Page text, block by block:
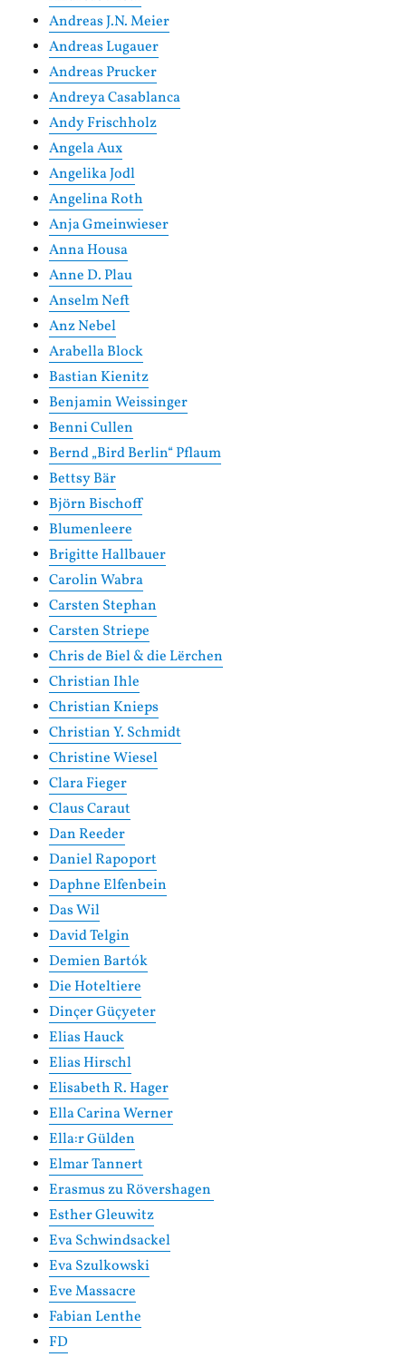
Andreas J.N. Meier
Andreas Lugauer
Andreas Prucker
Andreya Casablanca
Andy Frischholz
Angela Aux
Angelika Jodl
Angelina Roth
Anja Gmeinwieser
Anna Housa
Anne D. Plau
Anselm Neft
Anz Nebel
Arabella Block
Bastian Kienitz
Benjamin Weissinger
Benni Cullen
Bernd „Bird Berlin“ Pflaum
Bettsy Bär
Björn Bischoff
Blumenleere
Brigitte Hallbauer
Carolin Wabra
Carsten Stephan
Carsten Striepe
Chris de Biel & die Lërchen
Christian Ihle
Christian Knieps
Christian Y. Schmidt
Christine Wiesel
Clara Fieger
Claus Caraut
Dan Reeder
Daniel Rapoport
Daphne Elfenbein
Das Wil
David Telgin
Demien Bartók
Die Hoteltiere
Dinçer Güçyeter
Elias Hauck
Elias Hirschl
Elisabeth R. Hager
Ella Carina Werner
Ella:r Gülden
Elmar Tannert
Erasmus zu Rövershagen
Esther Gleuwitz
Eva Schwindsackel
Eva Szulkowski
Eve Massacre
Fabian Lenthe
FD